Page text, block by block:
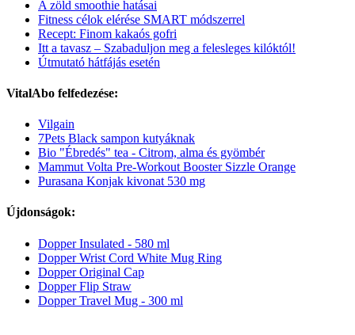
A zöld smoothie hatásai
Fitness célok elérése SMART módszerrel
Recept: Finom kakaós gofri
Itt a tavasz – Szabaduljon meg a felesleges kilóktól!
Útmutató hátfájás esetén
VitalAbo felfedezése:
Vilgain
7Pets Black sampon kutyáknak
Bio "Ébredés" tea - Citrom, alma és gyömbér
Mammut Volta Pre-Workout Booster Sizzle Orange
Purasana Konjak kivonat 530 mg
Újdonságok:
Dopper Insulated - 580 ml
Dopper Wrist Cord White Mug Ring
Dopper Original Cap
Dopper Flip Straw
Dopper Travel Mug - 300 ml